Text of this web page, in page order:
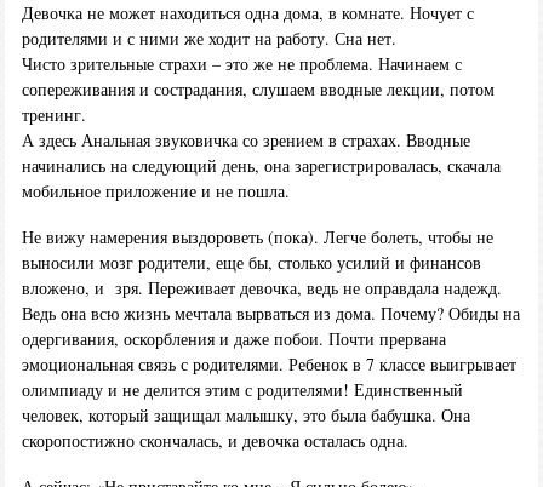
Девочка не может находиться одна дома, в комнате. Ночует с
родителями и с ними же ходит на работу. Сна нет.
Чисто зрительные страхи – это же не проблема. Начинаем с
сопереживания и сострадания, слушаем вводные лекции, потом
тренинг.
А здесь Анальная звуковичка со зрением в страхах. Вводные
начинались на следующий день, она зарегистрировалась, скачала
мобильное приложение и не пошла.
Не вижу намерения выздороветь (пока). Легче болеть, чтобы не
выносили мозг родители, еще бы, столько усилий и финансов
вложено, и зря. Переживает девочка, ведь не оправдала надежд.
Ведь она всю жизнь мечтала вырваться из дома. Почему? Обиды на
одергивания, оскорбления и даже побои. Почти прервана
эмоциональная связь с родителями. Ребенок в 7 классе выигрывает
олимпиаду и не делится этим с родителями! Единственный
человек, который защищал малышку, это была бабушка. Она
скоропостижно скончалась, и девочка осталась одна.